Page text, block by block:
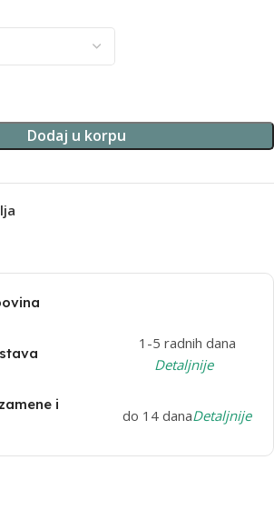
Dodaj u korpu
1-5 radnih dana
Detaljnije
i
do 14 danaDetaljnije